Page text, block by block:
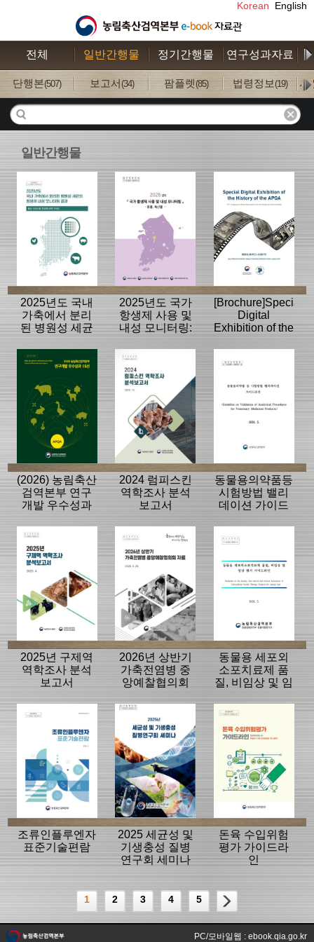
Korean English
전체 일반간행물 정기간행물 연구성과자료
단행본(507) 보고서 (34) 팜플렛 (85) 법령정보(19) 사
일반간행물
2025년도 국내
가축에서 분리
된 병원성 세균
모니터링 결과
2025년도 국가
항생제 사용 및
내성 모니터링:
[Brochure]Special
Digital
Exhibition of the
APQA
(2026) 농림축산
검역본부 연구
개발 우수성과
2024 럼피스킨
역학조사 분석
보고서
동물용의약품등
시험방법 밸리
데이션 가이드
2025년 구제역
역학조사 분석
보고서
2026년 상반기
가축전염병 중
앙예찰협의회
동물용 세포외
소포치료제 품
질, 비임상 및 임
라인
조류인플루엔자
표준기술편람
2025 세균성 및
기생충성 질병
연구회 세미나
돈육 수입위험
평가 가이드라
인
1 2 3 4 5
PC/모바일웹 : ebook.qia.go.kr